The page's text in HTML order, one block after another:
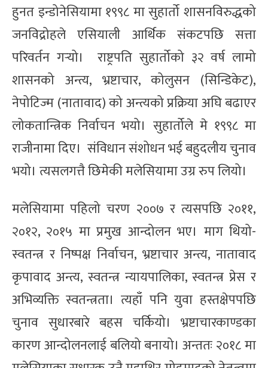
हुनत इन्डोनेसियामा १९९८ मा सुहार्तो शासनविरुद्धको
जनविद्रोहले एसियाली आर्थिक संकटपछि सत्ता
परिवर्तन गर्‍यो। राष्ट्रपति सुहार्तोको ३२ वर्ष लामो
शासनको अन्त्य, भ्रष्टाचार, कोलुसन (सिन्डिकेट),
नेपोटिज्म (नातावाद) को अन्त्यको प्रक्रिया अघि बढाएर
लोकतान्त्रिक निर्वाचन भयो। सुहार्तोले मे १९९८ मा
राजीनामा दिए। संविधान संशोधन भई बहुदलीय चुनाव
भयो। त्यसलगत्तै छिमेकी मलेसियामा उग्र रुप लियो।
मलेसियामा पहिलो चरण २००७ र त्यसपछि २०११,
२०१२, २०१५ मा प्रमुख आन्दोलन भए। माग थियो-
स्वतन्त्र र निष्पक्ष निर्वाचन, भ्रष्टाचार अन्त्य, नातावाद
कृपावाद अन्त्य, स्वतन्त्र न्यायपालिका, स्वतन्त्र प्रेस र
अभिव्यक्ति स्वतन्त्रता। त्यहाँ पनि युवा हस्तक्षेपपछि
चुनाव सुधारबारे बहस चर्कियो। भ्रष्टाचारकाण्डका
कारण आन्दोलनलाई बलियो बनायो। अन्ततः २०१८ मा